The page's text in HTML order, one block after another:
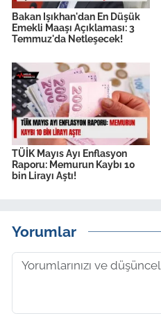
Bakan Işıkhan'dan En Düşük
Emekli Maaşı Açıklaması: 3
Temmuz'da Netleşecek!
TÜİK Mayıs Ayı Enflasyon
Raporu: Memurun Kaybı 10
bin Lirayı Aştı!
Yorumlar